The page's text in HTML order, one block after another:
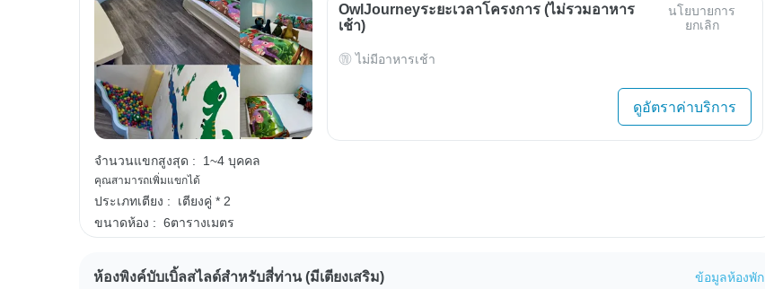
จำนวนแขกสูงสุด : 1~4 บุคคล
คุณสามารถเพิ่มแขกได้
ประเภทเตียง :
เตียงคู่ * 2
ขนาดห้อง : 6ตารางเมตร
OwlJourneyระยะเวลาโครงการ (ไม่รวมอาหาร
เช้า)
นโยบายการ
ยกเลิก
ไม่มีอาหารเช้า
ดูอัตราค่าบริการ
ห้องพิงค์บับเบิ้ลสไลด์สำหรับสี่ท่าน (มีเตียงเสริม) ข้อมูลห้องพัก